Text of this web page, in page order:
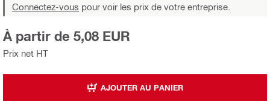
Connectez-vous pour voir les prix de votre entreprise.
Prix net HT
À partir de 5,08 EUR
AJOUTER AU PANIER